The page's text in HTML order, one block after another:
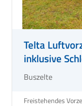
Telta
inklusive
Buszelte
Freistehendes